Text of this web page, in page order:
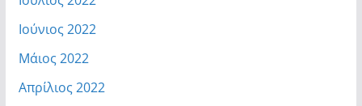
Ιούνιος 2022
Μάιος 2022
Απρίλιος 2022